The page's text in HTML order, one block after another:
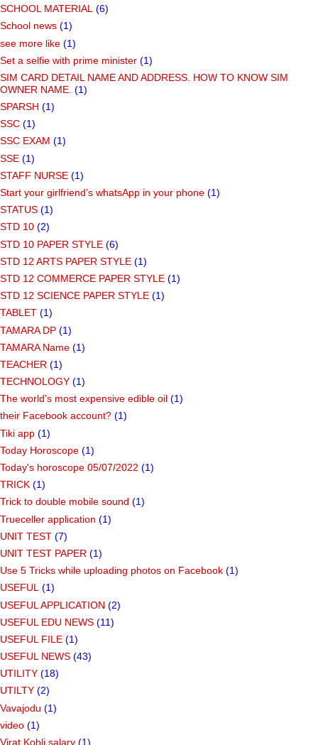
SCHOOL MATERIAL (6)
School news (1)
see more like (1)
Set a selfie with prime minister (1)
SIM CARD DETAIL NAME AND ADDRESS. HOW TO KNOW SIM
OWNER NAME. (1)
SPARSH (1)
SSC (1)
SSC EXAM (1)
SSE (1)
STAFF NURSE (1)
Start your girlfriend’s whatsApp in your phone (1)
STATUS (1)
STD 10 (2)
STD 10 PAPER STYLE (6)
STD 12 ARTS PAPER STYLE (1)
STD 12 COMMERCE PAPER STYLE (1)
STD 12 SCIENCE PAPER STYLE (1)
TABLET (1)
TAMARA DP (1)
TAMARA Name (1)
TEACHER (1)
TECHNOLOGY (1)
The world's most expensive edible oil (1)
their Facebook account? (1)
Tiki app (1)
Today Horoscope (1)
Today's horoscope 05/07/2022 (1)
TRICK (1)
Trick to double mobile sound (1)
Trueceller application (1)
UNIT TEST (7)
UNIT TEST PAPER (1)
Use 5 Tricks while uploading photos on Facebook (1)
USEFUL (1)
USEFUL APPLICATION (2)
USEFUL EDU NEWS (11)
USEFUL FILE (1)
USEFUL NEWS (43)
UTILITY (18)
UTILTY (2)
Vavajodu (1)
video (1)
Virat Kohli salary (1)